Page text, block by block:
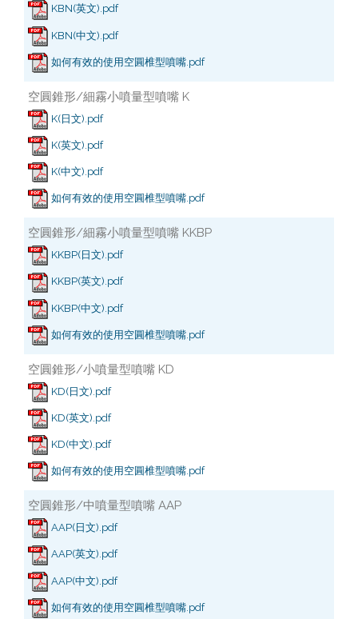
KBN(英文).pdf
KBN(中文).pdf
如何有效的使用空圓椎型噴嘴.pdf
空圓錐形/細霧小噴量型噴嘴 K
K(日文).pdf
K(英文).pdf
K(中文).pdf
如何有效的使用空圓椎型噴嘴.pdf
空圓錐形/細霧小噴量型噴嘴 KKBP
KKBP(日文).pdf
KKBP(英文).pdf
KKBP(中文).pdf
如何有效的使用空圓椎型噴嘴.pdf
空圓錐形/小噴量型噴嘴 KD
KD(日文).pdf
KD(英文).pdf
KD(中文).pdf
如何有效的使用空圓椎型噴嘴.pdf
空圓錐形/中噴量型噴嘴 AAP
AAP(日文).pdf
AAP(英文).pdf
AAP(中文).pdf
如何有效的使用空圓椎型噴嘴.pdf